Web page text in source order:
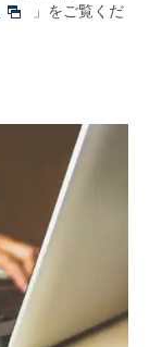
」をご覧くだ